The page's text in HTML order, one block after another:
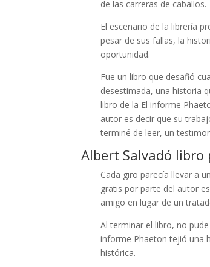
de las carreras de caballos.
El escenario de la librería
pesar de sus fallas, la
oportunidad.
Fue un libro que desafió
desestimada, una historia
libro de la El informe
autor es decir que su
terminé de leer, un
Albert Salvadó
Cada giro parecía llevar a
gratis por parte del autor
amigo en lugar de un
Al terminar el libro, no
informe Phaeton tejió una
histórica.